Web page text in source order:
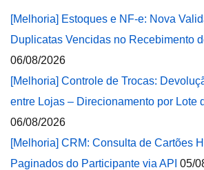
[Melhoria] Estoques e NF-e: Nova
Duplicatas Vencidas no Recebimento
06/08/2026
[Melhoria] Controle de Trocas:
entre Lojas – Direcionamento por Lote
06/08/2026
[Melhoria] CRM: Consulta de Cartões
Paginados do Participante via API 05/